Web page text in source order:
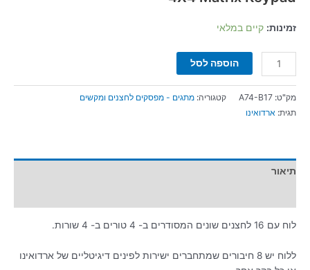
זמינות: קיים במלאי
הוספה לסל
מק"ט: A74-B17 קטגוריה: מתגים - מפסקים לחצנים ומקשים
תגית: ארדואינו
תיאור
לוח עם 16 לחצנים שונים המסודרים ב- 4 טורים ב- 4 שורות.
ללוח יש 8 חיבורים שמתחברים ישירות לפינים דיגיטליים של ארדואינו